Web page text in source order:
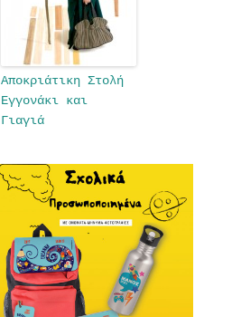
Αποκριάτικη Στολή
Εγγονάκι και
Γιαγιά